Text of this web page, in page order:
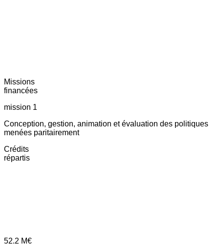
Missions
financées
mission 1
Conception, gestion, animation et évaluation des politiques
menées paritairement
Crédits
répartis
52.2 M€